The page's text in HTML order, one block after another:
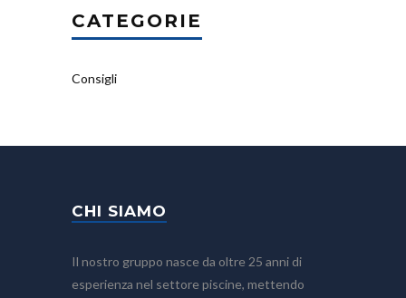
CATEGORIE
Consigli
CHI SIAMO
Il nostro gruppo nasce da oltre 25 anni di
esperienza nel settore piscine, mettendo